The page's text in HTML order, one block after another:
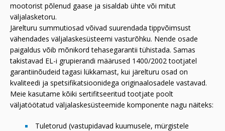
mootorist põlenud gaase ja sisaldab ühte või mitut
väljalasketoru.
Järelturu summutiosad võivad suurendada tippvõimsust
vähendades väljalaskesüsteemi vasturõhku. Nende osade
paigaldus võib mõnikord tehasegarantii tühistada. Samas
takistavad EL-i grupierandi määrused 1400/2002 tootjatel
garantiinõudeid tagasi lükkamast, kui järelturu osad on
kvaliteedi ja spetsifikatsioonidega originaalosadele vastavad.
Meie kasutame kõiki sertifitseeritud tootjate poolt
väljatöötatud väljalaskesüsteemide komponente nagu näiteks:
Tuletorud (vastupidavad kuumusele, mürgistele